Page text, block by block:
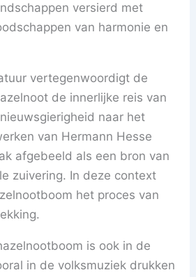
versierd met
van harmonie en
vertegenwoordigt de
de innerlijke reis van
naar het
van Hermann Hesse
afgebeeld als een bron van
zuivering. In deze context
het proces van
is ook in de
in de volksmuziek drukken